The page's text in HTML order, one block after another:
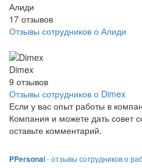
Алиди
17 отзывов
Отзывы сотрудников о Алиди
Dimex
9 отзывов
Отзывы сотрудников о Dimex
Если у вас опыт работы в
Компания и можете дать совет
оставьте комментарий.
PPersonal- отзывы сотрудников о